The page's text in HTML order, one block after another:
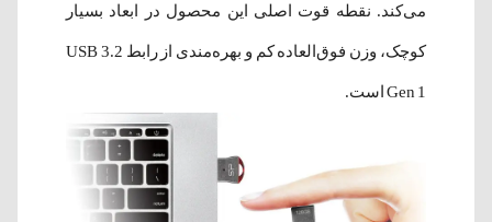
می‌کند. نقطه قوت اصلی این محصول در ابعاد بسیار
کوچک، وزن فوق‌العاده کم و بهره‌مندی از رابط USB 3.2
Gen 1 است.